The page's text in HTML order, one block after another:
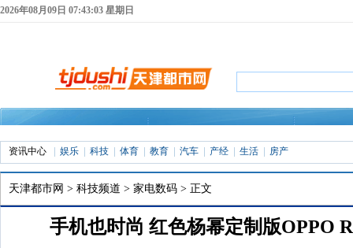
2026年08月09日 07:43:03 星期日
资讯中心 娱乐 科技 体育 教育 汽车 产经 生活 房产
天津都市网 > 科技频道 > 家电数码 > 正文
手机也时尚 红色杨幂定制版OPPO